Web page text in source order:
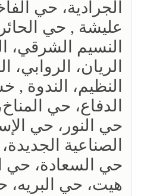
الجرادية، حي
عليشة , حي
النسيم الشرقي،
الريان، الروابي،
النظيم، الندوة
الدفاع، حي
حي النور، حي
الصناعية
حي السعادة، حي
هيت، حي